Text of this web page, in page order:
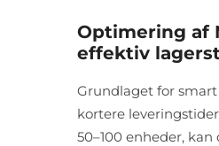
Optimering af
effektiv
Grundlaget for
kortere
50–100 enheder,